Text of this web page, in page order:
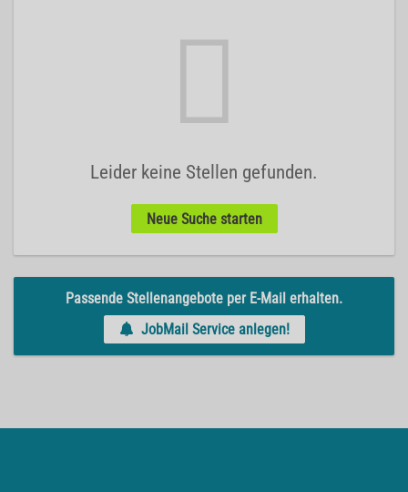
Leider keine Stellen gefunden.
Neue Suche starten
Passende Stellenangebote per E-Mail erhalten.
JobMail Service anlegen!